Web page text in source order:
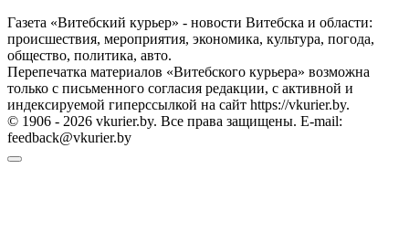
Газета «Витебский курьер» - новости Витебска и области:
происшествия, мероприятия, экономика, культура, погода,
общество, политика, авто.
Перепечатка материалов «Витебского курьера» возможна
только с письменного согласия редакции, с активной и
индексируемой гиперссылкой на сайт https://vkurier.by.
© 1906 - 2026 vkurier.by. Все права защищены. E-mail:
feedback@vkurier.by